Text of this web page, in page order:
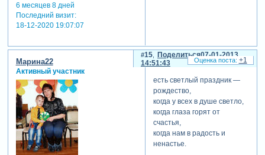
6 месяцев 8 дней
Последний визит:
18-12-2020 19:07:07
Поделиться
15
07-01-2013
14:51:43
Марина22
Активный участник
есть светлый праздник —
рождество,
когда у всех в душе светло,
когда глаза горят от
счастья,
когда нам в радость и
ненастье.
+1